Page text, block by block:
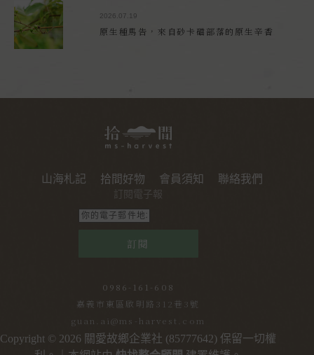
2026.07.19
原生種馬告，來自砂卡礑部落的原生辛香
山海札記 拾間好物 會員須知 聯絡我們
訂閱電子報
訂閱
0986-161-608
嘉義市東區啟明路312巷3號
guan.ai@ms-harvest.com
Copyright © 2026 關愛故鄉企業社 (85777642) 保留一切權